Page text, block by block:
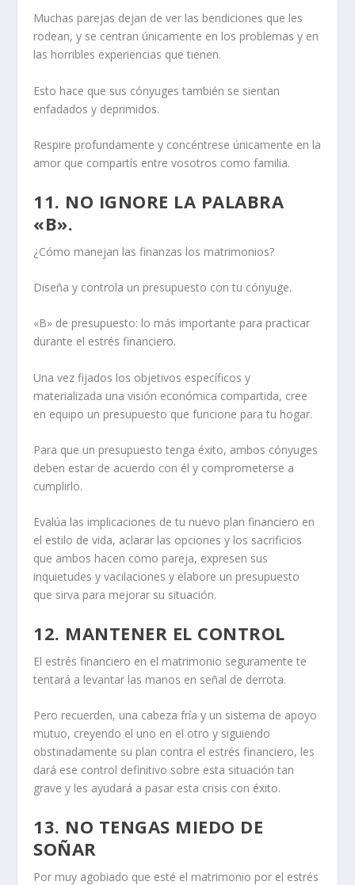
Muchas parejas dejan de ver las bendiciones que les
rodean, y se centran únicamente en los problemas y en
las horribles experiencias que tienen.
Esto hace que sus cónyuges también se sientan
enfadados y deprimidos.
Respire profundamente y concéntrese únicamente en la
amor que compartís entre vosotros como familia.
11. NO IGNORE LA PALABRA
«B».
¿Cómo manejan las finanzas los matrimonios?
Diseña y controla un presupuesto con tu cónyuge.
«B» de presupuesto: lo más importante para practicar
durante el estrés financiero.
Una vez fijados los objetivos específicos y
materializada una visión económica compartida, cree
en equipo un presupuesto que funcione para tu hogar.
Para que un presupuesto tenga éxito, ambos cónyuges
deben estar de acuerdo con él y comprometerse a
cumplirlo.
Evalúa las implicaciones de tu nuevo plan financiero en
el estilo de vida, aclarar las opciones y los sacrificios
que ambos hacen como pareja, expresen sus
inquietudes y vacilaciones y elabore un presupuesto
que sirva para mejorar su situación.
12. MANTENER EL CONTROL
El estrés financiero en el matrimonio seguramente te
tentará a levantar las manos en señal de derrota.
Pero recuerden, una cabeza fría y un sistema de apoyo
mutuo, creyendo el uno en el otro y siguiendo
obstinadamente su plan contra el estrés financiero, les
dará ese control definitivo sobre esta situación tan
grave y les ayudará a pasar esta crisis con éxito.
13. NO TENGAS MIEDO DE
SOÑAR
Por muy agobiado que esté el matrimonio por el estrés